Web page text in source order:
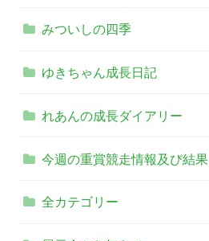
みついしの四季
ゆきちゃん成長日記
れあんの成長ダイアリー
今週の重賞競走情報及び結果
全カテゴリー